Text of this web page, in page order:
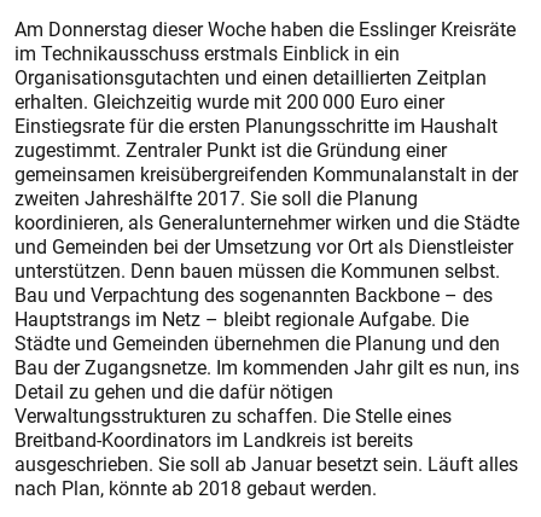
Am Donnerstag dieser Woche haben die Esslinger Kreisräte
im Technikausschuss erstmals Einblick in ein
Organisationsgutachten und einen detaillierten Zeitplan
erhalten. Gleichzeitig wurde mit 200 000 Euro einer
Einstiegsrate für die ersten Planungsschritte im Haushalt
zugestimmt. Zentraler Punkt ist die Gründung einer
gemeinsamen kreisübergreifenden Kommunalanstalt in der
zweiten Jahreshälfte 2017. Sie soll die Planung
koordinieren, als Generalunternehmer wirken und die Städte
und Gemeinden bei der Umsetzung vor Ort als Dienstleister
unterstützen. Denn bauen müssen die Kommunen selbst.
Bau und Verpachtung des sogenannten Backbone – des
Hauptstrangs im Netz – bleibt regionale Aufgabe. Die
Städte und Gemeinden übernehmen die Planung und den
Bau der Zugangsnetze. Im kommenden Jahr gilt es nun, ins
Detail zu gehen und die dafür nötigen
Verwaltungsstrukturen zu schaffen. Die Stelle eines
Breitband-Koordinators im Landkreis ist bereits
ausgeschrieben. Sie soll ab Januar besetzt sein. Läuft alles
nach Plan, könnte ab 2018 gebaut werden.